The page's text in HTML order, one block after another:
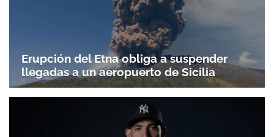
Erupción del Etna obliga a suspender
llegadas a un aeropuerto de Sicilia